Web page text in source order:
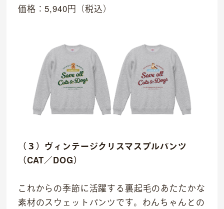
価格：5,940円（税込）
（３）ヴィンテージクリスマスプルパンツ
（CAT／DOG）
これからの季節に活躍する裏起毛のあたたかな
素材のスウェットパンツです。わんちゃんとの